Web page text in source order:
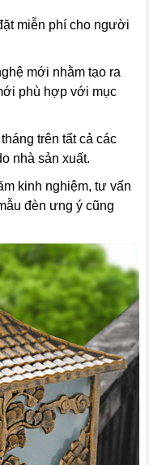
miễn phí cho người
mới nhằm tạo ra
phù hợp với mục
trên tất cả các
nhà sản xuất.
kinh nghiệm, tư vấn
đèn ưng ý cũng